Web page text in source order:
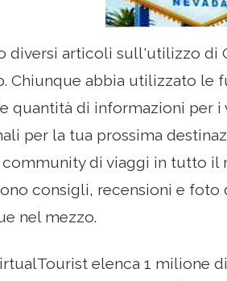
diversi articoli sull'utilizzo di
Chiunque abbia utilizzato le
quantità di informazioni per i
per la tua prossima
di viaggi in tutto il
consigli, recensioni e foto
nel mezzo.
elenca 1 milione